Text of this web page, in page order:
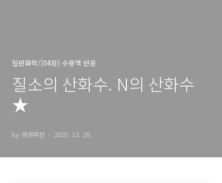
일반화학/[04장] 수용액 반응
질소의 산화수. N의 산화수
★
by 영원파란 2020. 12. 29.